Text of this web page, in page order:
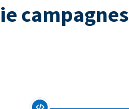
campagnes